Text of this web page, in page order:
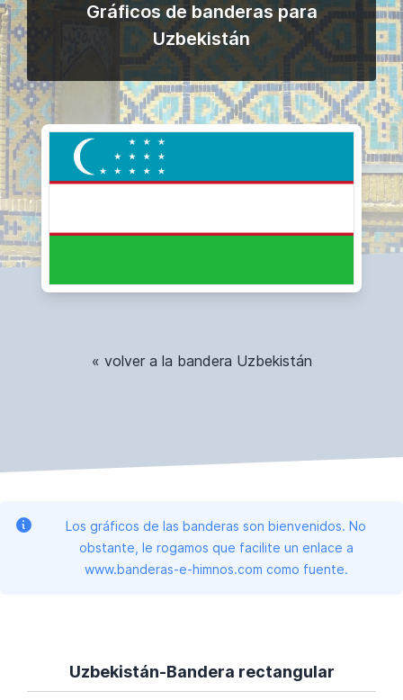
Gráficos de banderas para
Uzbekistán
« volver a la bandera Uzbekistán
Los gráficos de las banderas son bienvenidos. No
obstante, le rogamos que facilite un enlace a
www.banderas-e-himnos.com como fuente.
Uzbekistán-Bandera rectangular